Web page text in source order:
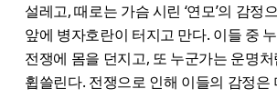
설레고, 때로는 가슴 시린 ‘연모’의 감정
앞에 병자호란이 터지고 만다. 이들 중
전쟁에 몸을 던지고, 또 누군가는 운명
휩쓸린다. 전쟁으로 인해 이들의 감정은